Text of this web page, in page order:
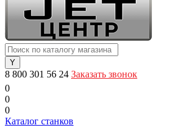
8 800 301 56 24 Заказать звонок
0
0
0
Каталог станков